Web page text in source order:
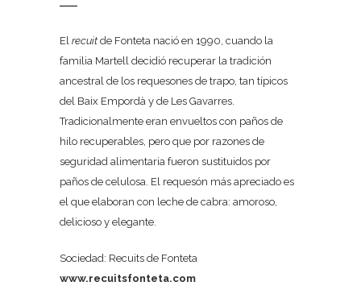
El recuit de Fonteta nació en 1990, cuando la
familia Martell decidió recuperar la tradición
ancestral de los requesones de trapo, tan típicos
del Baix Empordà y de Les Gavarres.
Tradicionalmente eran envueltos con paños de
hilo recuperables, pero que por razones de
seguridad alimentaria fueron sustituidos por
paños de celulosa. El requesón más apreciado es
el que elaboran con leche de cabra: amoroso,
delicioso y elegante.
Sociedad: Recuits de Fonteta
www.recuitsfonteta.com